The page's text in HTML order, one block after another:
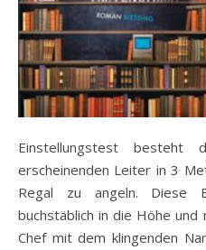
Einstellungstest besteht
erscheinenden Leiter in 3
Regal zu angeln. Diese
buchstäblich in die Höhe
Chef mit dem klingenden